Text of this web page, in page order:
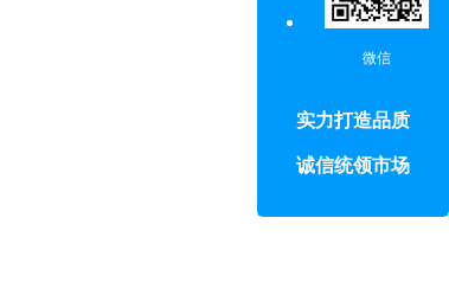
微信
实力打造品质
诚信统领市场